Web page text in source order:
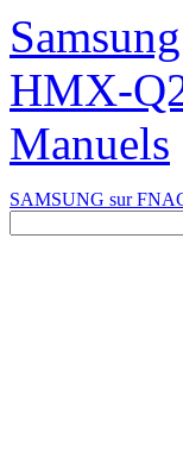
Samsung Photo Caméscope Haute Definition Caméra HD
HMX-
Manuels
SAMSUNG sur